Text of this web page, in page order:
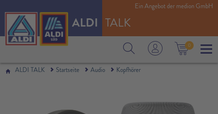
ALDI TALK
0
Ein Angebot der medion GmbH
ALDI TALK Startseite Audio Kopfhörer